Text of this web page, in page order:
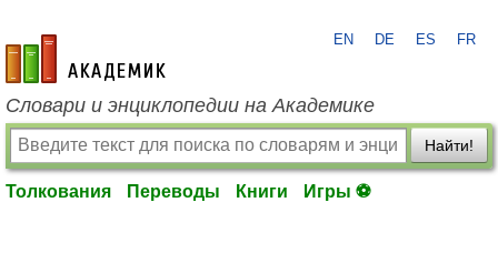
academic.ru
EN DE ES FR
Словари и энциклопедии на Академике
Найти!
Толкования Переводы Книги Игры ⚽